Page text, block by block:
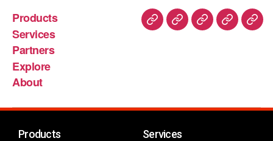
Products
Services
Partners
Explore
About
Products Services